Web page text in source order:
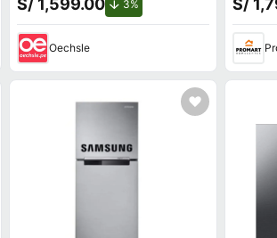
S/ 1,599.00 3%
Oechsle
S/